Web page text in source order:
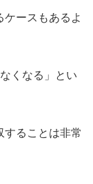
ースもあるよ
くなる」とい
することは非常